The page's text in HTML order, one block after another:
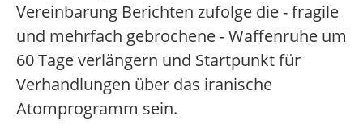
Vereinbarung Berichten zufolge die - fragile
und mehrfach gebrochene - Waffenruhe um
60 Tage verlängern und Startpunkt für
Verhandlungen über das iranische
Atomprogramm sein.